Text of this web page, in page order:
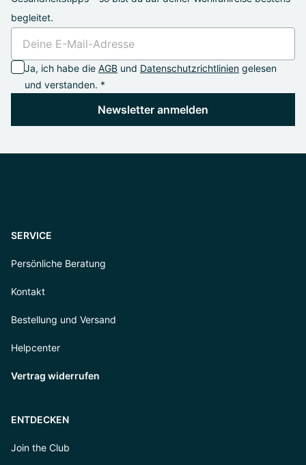
begleitet.
Ja, ich habe die AGB und Datenschutzrichtlinien gelesen
und verstanden. *
Newsletter anmelden
SERVICE
Persönliche Beratung
Kontakt
Bestellung und Versand
Helpcenter
Vertrag widerrufen
ENTDECKEN
Join the Club